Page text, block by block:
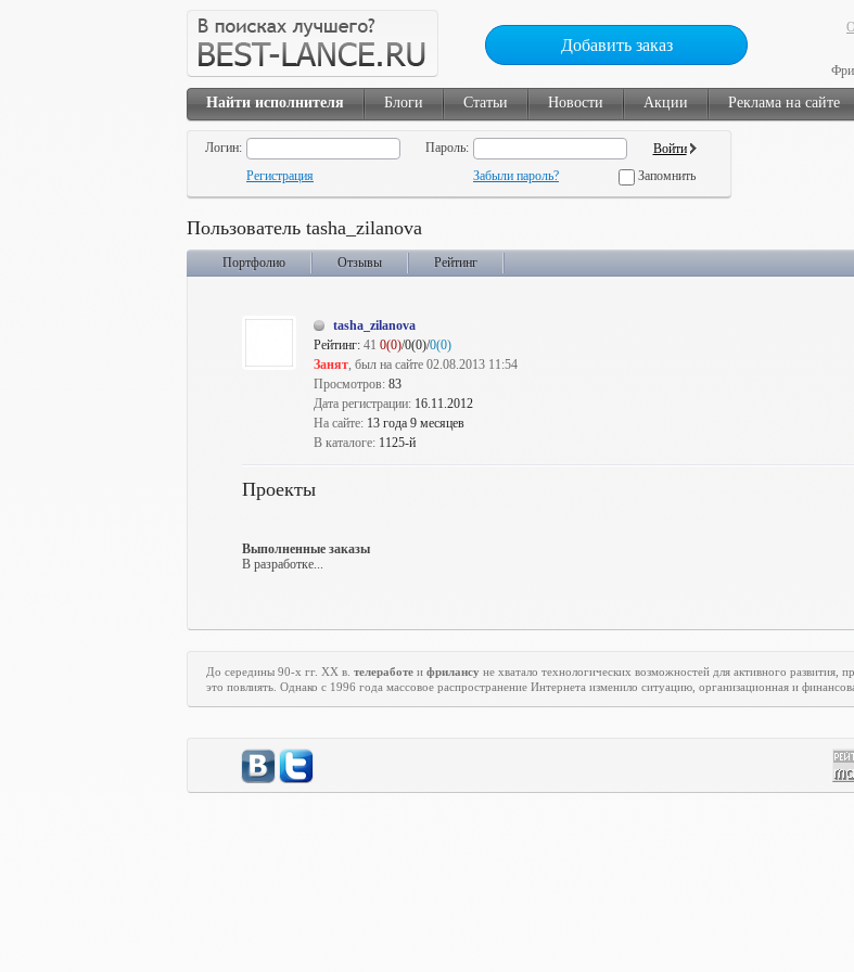
Добавить заказ
Найти исполнителя Блоги Статьи Новости Акции Реклама на сайте
Логин:
Пароль:
Регистрация
Забыли пароль? Запомнить
Пользователь tasha_zilanova
Портфолио Отзывы Рейтинг
tasha_zilanova
Рейтинг: 41 0(0)/0(0)/0(0)
Занят, был на сайте 02.08.2013 11:54
Просмотров: 83
Дата регистрации: 16.11.2012
На сайте: 13 года 9 месяцев
В каталоге: 1125-й
Проекты
Выполненные заказы
В разработке...
До середины 90-х гг. XX в. телеработе и фрилансу не хватало технологических возможностей для активного развития,
это повлиять. Однако с 1996 года массовое распространение Интернета изменило ситуацию, организационная и